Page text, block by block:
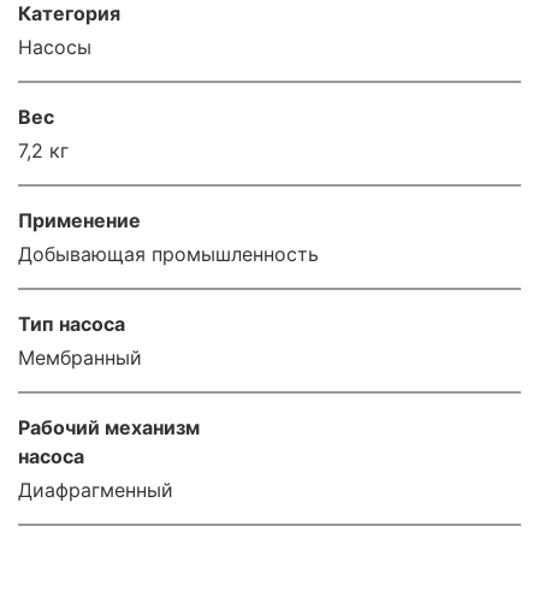
Категория
Насосы
Вес
7,2 кг
Применение
Добывающая промышленность
Тип насоса
Мембранный
Рабочий механизм
насоса
Диафрагменный